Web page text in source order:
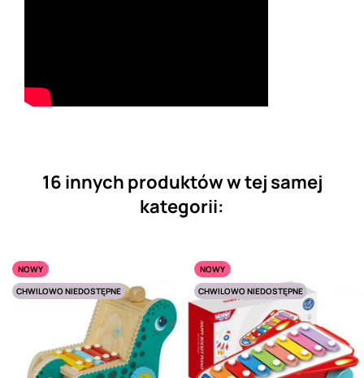
16 innych produktów w tej samej
kategorii:
NOWY
CHWILOWO NIEDOSTĘPNE
NOWY
CHWILOWO NIEDOSTĘPNE